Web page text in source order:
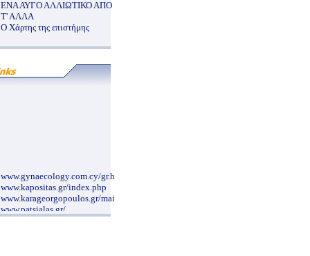
ΕΝΑ ΑΥΓΟ ΑΛΛΙΩΤΙΚΟ ΑΠΟ
Τ' ΑΛΛΑ
O Χάρτης της επιστήμης
www.gynaecology.com.cy/gr.htm
www.kapositas.gr/index.php
www.karageorgopoulos.gr/main.php
www.patsialas.gr/
www.paidiko-ergastiri.gr